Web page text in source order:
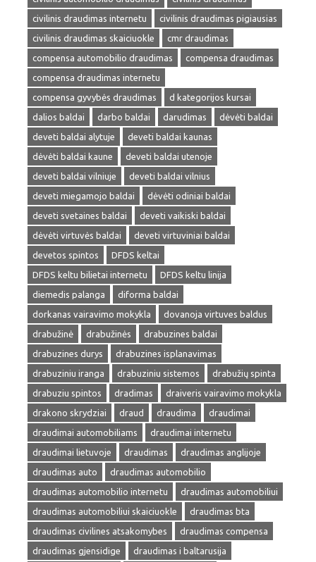
civilinis draudimas internetu
civilinis draudimas pigiausias
civilinis draudimas skaiciuokle
cmr draudimas
compensa automobilio draudimas
compensa draudimas
compensa draudimas internetu
compensa gyvybės draudimas
d kategorijos kursai
dalios baldai
darbo baldai darudimas
dėvėti baldai
deveti baldai alytuje
deveti baldai kaunas
dėvėti baldai kaune
deveti baldai utenoje
deveti baldai vilniuje
deveti baldai vilnius
deveti miegamojo baldai
dėvėti odiniai baldai
deveti svetaines baldai
deveti vaikiski baldai
dėvėti virtuvės baldai
deveti virtuviniai baldai
devetos spintos
DFDS keltai
DFDS keltu bilietai internetu
DFDS keltu linija
diemedis palanga
diforma baldai
dorkanas vairavimo mokykla
dovanoja virtuves baldus
drabužinė
drabužinės
drabuzines baldai
drabuzines durys
drabuzines isplanavimas
drabuziniu iranga
drabuziniu sistemos
drabužių spinta
drabuziu spintos
dradimas
draiveris vairavimo mokykla
drakono skrydziai
draud draudima
draudimai
draudimai automobiliams
draudimai internetu
draudimai lietuvoje
draudimas
draudimas anglijoje
draudimas auto
draudimas automobilio
draudimas automobilio internetu
draudimas automobiliui
draudimas automobiliui skaiciuokle
draudimas bta
draudimas civilines atsakomybes
draudimas compensa
draudimas gjensidige
draudimas i baltarusija